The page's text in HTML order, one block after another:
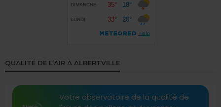
QUALITÉ DE L’AIR À ALBERTVILLE